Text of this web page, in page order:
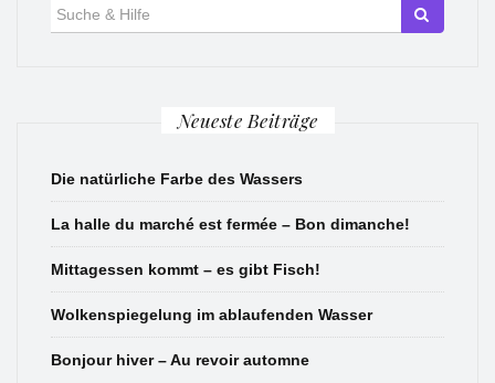
für:
Neueste Beiträge
Die natürliche Farbe des Wassers
La halle du marché est fermée – Bon dimanche!
Mittagessen kommt – es gibt Fisch!
Wolkenspiegelung im ablaufenden Wasser
Bonjour hiver – Au revoir automne